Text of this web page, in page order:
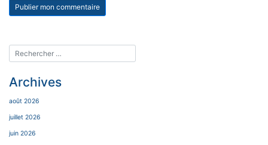
Archives
août 2026
juillet 2026
juin 2026